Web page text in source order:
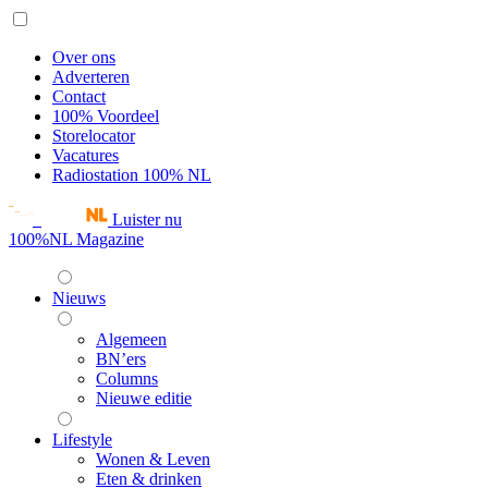
Over ons
Adverteren
Contact
100% Voordeel
Storelocator
Vacatures
Radiostation 100% NL
Luister nu
100%NL Magazine
Nieuws
Algemeen
BN’ers
Columns
Nieuwe editie
Lifestyle
Wonen & Leven
Eten & drinken